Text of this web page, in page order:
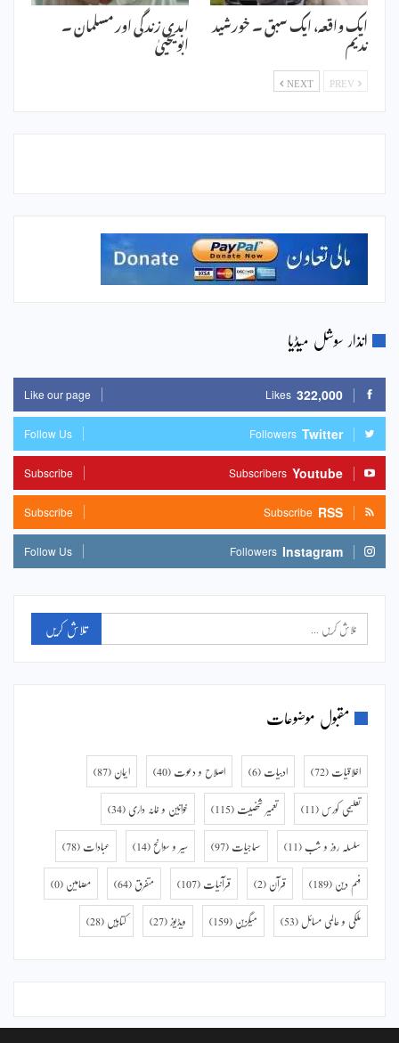
ایک واقعہ، ایک سبق ۔ خورشید
ندیم
ابدی زندگی اور مسلمان ۔
ابویحییٰ
NEXT
انذار سوشل میڈیا
322,000
Likes
Like our page
Twitter
Followers
Follow Us
Youtube
Subscribers
Subscribe
RSS
Subscribe
Subscribe
Instagram
Followers
Follow Us
مقبول موضوعات
اخلاقیات (72) ادبیات (6) اصلاح و دعوت (40) ایمان (87)
تعلیمی کورس (11) تعمیر شخصیت (115) خواتین و خانہ داری (34)
سلسلہ روز و شب (11) سماجیات (97) سیر و سوانح (14) عبادات (78)
فہم دین (189) قرآن (2) قرآنیات (107) متفرق (64) مضامین (0)
ملکی و عالمی مسائل (53) میگزین (159) ویڈیوز (27) کتابیں (28)